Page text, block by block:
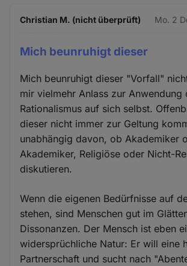
Christian M. (nicht überprüft) Mo. 2
Mich beunruhigt dieser
Mich beunruhigt dieser "Vorfall"
mir vielmehr Anlass zur Anwendung
Rationalismus auf sich selbst.
dieser nicht immer zur Geltung
unabhängig davon, ob Akademiker
Akademiker, Religiöse oder Nicht-
diskutieren.
Wenn die eigenen Bedürfnisse auf
stehen, sind Menschen gut im
Dissonanzen. Der Mensch ist eben
widersprüchliche Natur: Er will eine
Partnerschaft und sucht nach